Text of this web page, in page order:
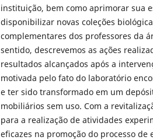
instituição, bem como aprimorar sua
disponibilizar novas coleções
complementares dos professores da
sentido, descrevemos as ações
resultados alcançados após a
motivada pelo fato do laboratório
e ter sido transformado em um
mobiliários sem uso. Com a
para a realização de atividades
eficazes na promoção do processo